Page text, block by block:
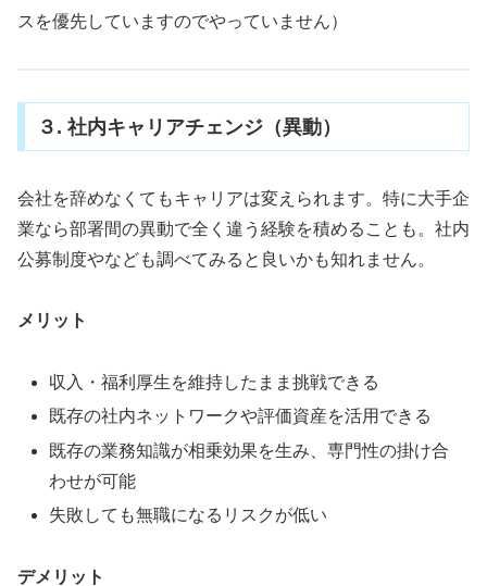
スを優先していますのでやっていません）
３. 社内キャリアチェンジ（異動）
会社を辞めなくてもキャリアは変えられます。特に大手企
業なら部署間の異動で全く違う経験を積めることも。社内
公募制度やなども調べてみると良いかも知れません。
メリット
収入・福利厚生を維持したまま挑戦できる
既存の社内ネットワークや評価資産を活用できる
既存の業務知識が相乗効果を生み、専門性の掛け合
わせが可能
失敗しても無職になるリスクが低い
デメリット